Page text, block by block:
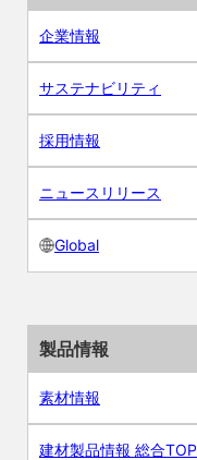
企業情報
サステナビリティ
採用情報
ニュースリリース
Global
製品情報
素材情報
建材製品情報 総合TOP